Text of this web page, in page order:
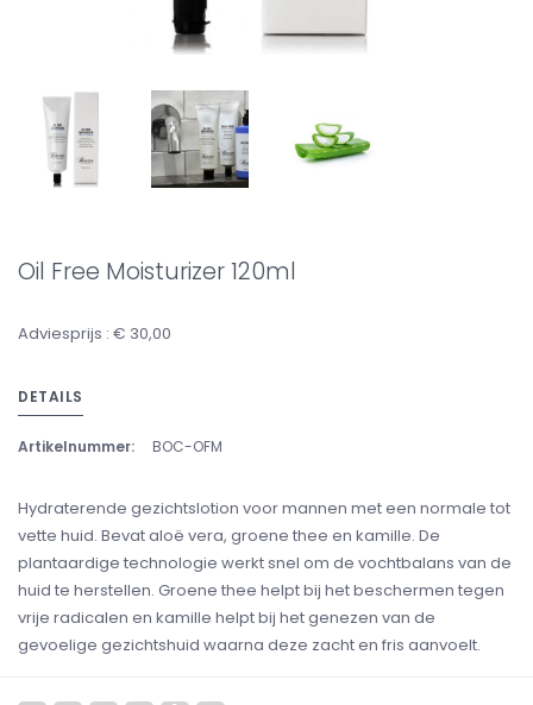
Oil Free Moisturizer 120ml
Adviesprijs : € 30,00
DETAILS
Artikelnummer: BOC-OFM
Hydraterende gezichtslotion voor mannen met een normale tot
vette huid. Bevat aloë vera, groene thee en kamille. De
plantaardige technologie werkt snel om de vochtbalans van de
huid te herstellen. Groene thee helpt bij het beschermen tegen
vrije radicalen en kamille helpt bij het genezen van de
gevoelige gezichtshuid waarna deze zacht en fris aanvoelt.